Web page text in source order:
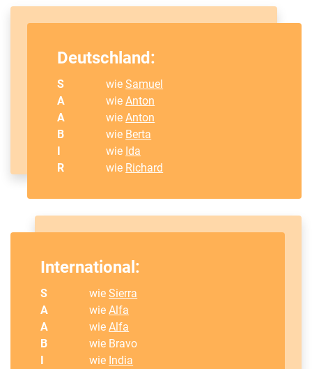
Deutschland:
S wieSamuel
A
wieAnton
A
wieAnton
B
wie Berta
I
wie Ida
R
wie Richard
International:
S wieSierra
A
wieAlfa
A
wieAlfa
B
wie Bravo
I
wie India